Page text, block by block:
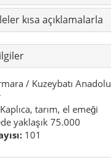
kısa açıklamalarla
/ Kuzeybatı Anadolu
Kaplıca, tarım, el emeği
yaklaşık 75.000
101